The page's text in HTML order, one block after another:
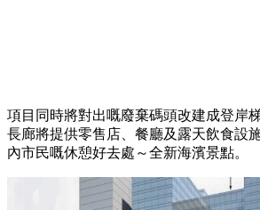
項目同時將對出嘅廢棄碼頭改建成登岸
長廊將提供零售店、餐廳及露天飲食設
內市民嘅休憩好去處～全新海濱景點。